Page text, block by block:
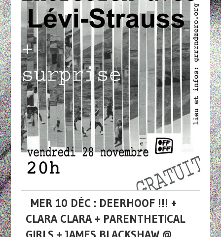
MER 10 DÉC : DEERHOOF !!! +
CLARA CLARA + PARENTHETICAL